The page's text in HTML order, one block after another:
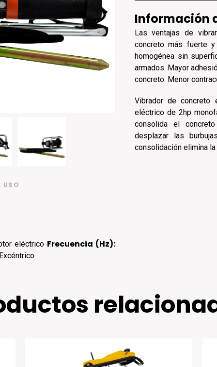
USO
eléctrico Frecuencia (Hz):
Excéntrico
Información
Las ventajas de
concreto más fuerte
homogénea sin
armados. Mayor
concreto. Menor
Vibrador de concreto
eléctrico de 2hp
consolida el
desplazar las
consolidación elimina la